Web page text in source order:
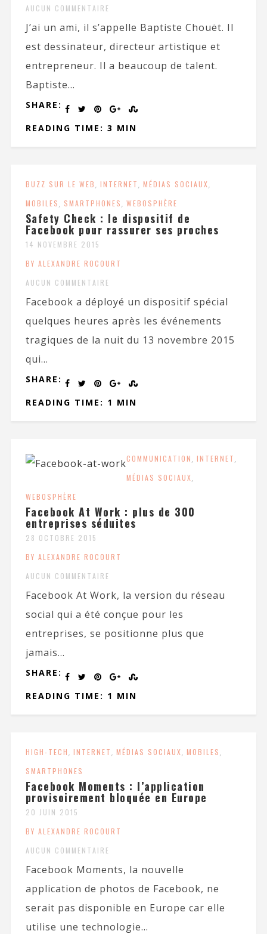
AUCUN COMMENTAIRE
J’ai un ami, il s’appelle Baptiste Chouët. Il
est dessinateur, directeur artistique et
entrepreneur. Il a beaucoup de talent.
Baptiste...
SHARE:
READING TIME: 3 MIN
BUZZ SUR LE WEB, INTERNET, MÉDIAS SOCIAUX,
MOBILES, SMARTPHONES, WEBOSPHÈRE
Safety Check : le dispositif de
Facebook pour rassurer ses proches
14 NOVEMBRE 2015
BY ALEXANDRE ROCOURT
AUCUN COMMENTAIRE
Facebook a déployé un dispositif spécial
quelques heures après les événements
tragiques de la nuit du 13 novembre 2015
qui...
SHARE:
READING TIME: 1 MIN
COMMUNICATION, INTERNET,
MÉDIAS SOCIAUX,
WEBOSPHÈRE
Facebook At Work : plus de 300
entreprises séduites
28 OCTOBRE 2015
BY ALEXANDRE ROCOURT
AUCUN COMMENTAIRE
Facebook At Work, la version du réseau
social qui a été conçue pour les
entreprises, se positionne plus que
jamais...
SHARE:
READING TIME: 1 MIN
HIGH-TECH, INTERNET, MÉDIAS SOCIAUX, MOBILES,
SMARTPHONES
Facebook Moments : l’application
provisoirement bloquée en Europe
20 JUIN 2015
BY ALEXANDRE ROCOURT
AUCUN COMMENTAIRE
Facebook Moments, la nouvelle
application de photos de Facebook, ne
serait pas disponible en Europe car elle
utilise une technologie...